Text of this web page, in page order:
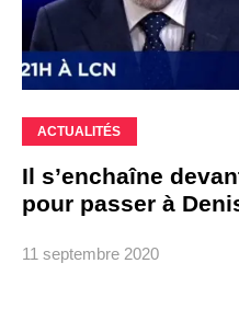
ACTUALITÉS
Il s’enchaîne
pour passer à
11 septembre 2020